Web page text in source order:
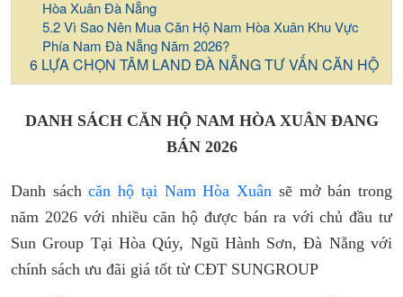
Hòa Xuân Đà Nẵng
Vì Sao Nên Mua Căn Hộ Nam Hòa Xuân Khu Vực
Phía Nam Đà Nẵng Năm 2026?
LỰA CHỌN TÂM LAND ĐÀ NẴNG TƯ VẤN CĂN HỘ
DANH SÁCH CĂN HỘ NAM HÒA XUÂN ĐANG
BÁN 2026
Danh sáchcăn hộ tại Nam Hòa Xuân sẽ mở bán trong
năm 2026 với nhiều căn hộ được bán ra với chủ đầu tư
Sun Group Tại Hòa Qúy, Ngũ Hành Sơn, Đà Nẵng với
chính sách ưu đãi giá tốt từ CĐT SUNGROUP